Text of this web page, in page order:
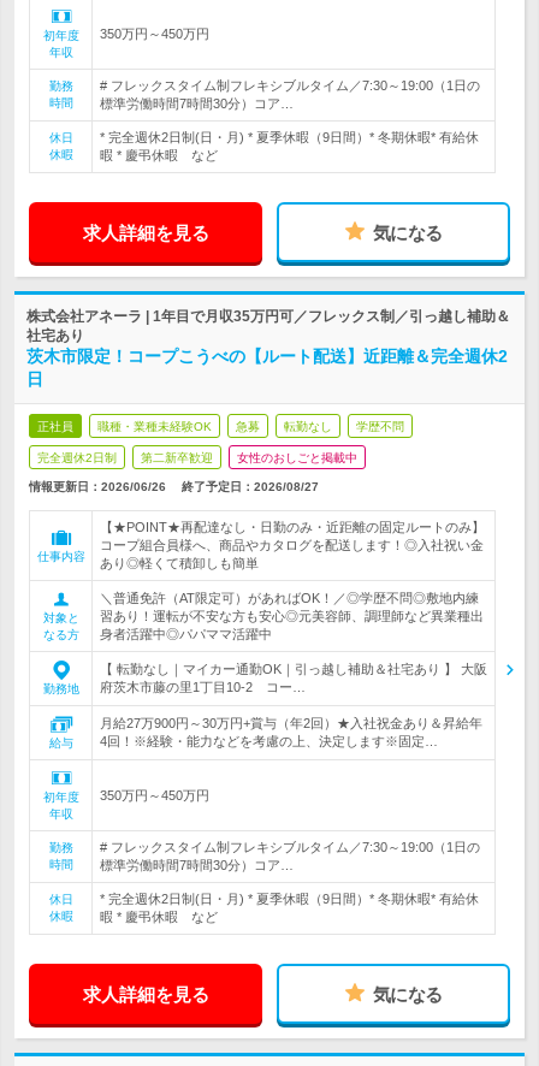
初年度
年収
350万円～450万円
勤務
時間
# フレックスタイム制フレキシブルタイム／7:30～19:00（1日の
標準労働時間7時間30分）コア…
休日
休暇
* 完全週休2日制(日・月) * 夏季休暇（9日間）* 冬期休暇* 有給休
暇 * 慶弔休暇 など
求人詳細を見る 気になる
株式会社アネーラ | 1年目で月収35万円可／フレックス制／引っ越し補助＆
社宅あり
茨木市限定！コープこうべの【ルート配送】近距離＆完全週休2
日
正社員 職種・業種未経験OK 急募 転勤なし 学歴不問
完全週休2日制 第二新卒歓迎 女性のおしごと掲載中
情報更新日：2026/06/26 終了予定日： 2026/08/27
仕事内容
【★POINT★再配達なし・日勤のみ・近距離の固定ルートのみ】
コープ組合員様へ、商品やカタログを配送します！◎入社祝い金
あり◎軽くて積卸しも簡単
対象と
なる方
＼普通免許（AT限定可）があればOK！／◎学歴不問◎敷地内練
習あり！運転が不安な方も安心◎元美容師、調理師など異業種出
身者活躍中◎パパママ活躍中
勤務地
【 転勤なし｜マイカー通勤OK｜引っ越し補助＆社宅あり 】 大阪
府茨木市藤の里1丁目10-2 コー…
給与
月給27万900円～30万円+賞与（年2回）★入社祝金あり＆昇給年
4回！※経験・能力などを考慮の上、決定します※固定…
初年度
年収
350万円～450万円
勤務
時間
# フレックスタイム制フレキシブルタイム／7:30～19:00（1日の
標準労働時間7時間30分）コア…
休日
休暇
* 完全週休2日制(日・月) * 夏季休暇（9日間）* 冬期休暇* 有給休
暇 * 慶弔休暇 など
求人詳細を見る 気になる